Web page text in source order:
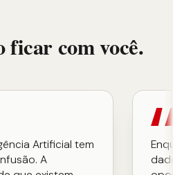
ficar com você.
Artificial tem
A